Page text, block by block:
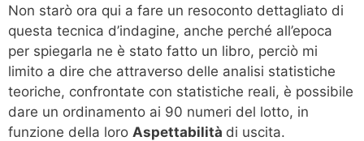
Non starò ora qui a fare un resoconto dettagliato di
questa tecnica d’indagine, anche perché all’epoca
per spiegarla ne è stato fatto un libro, perciò mi
limito a dire che attraverso delle analisi statistiche
teoriche, confrontate con statistiche reali, è possibile
dare un ordinamento ai 90 numeri del lotto, in
funzione della loro Aspettabilità di uscita.